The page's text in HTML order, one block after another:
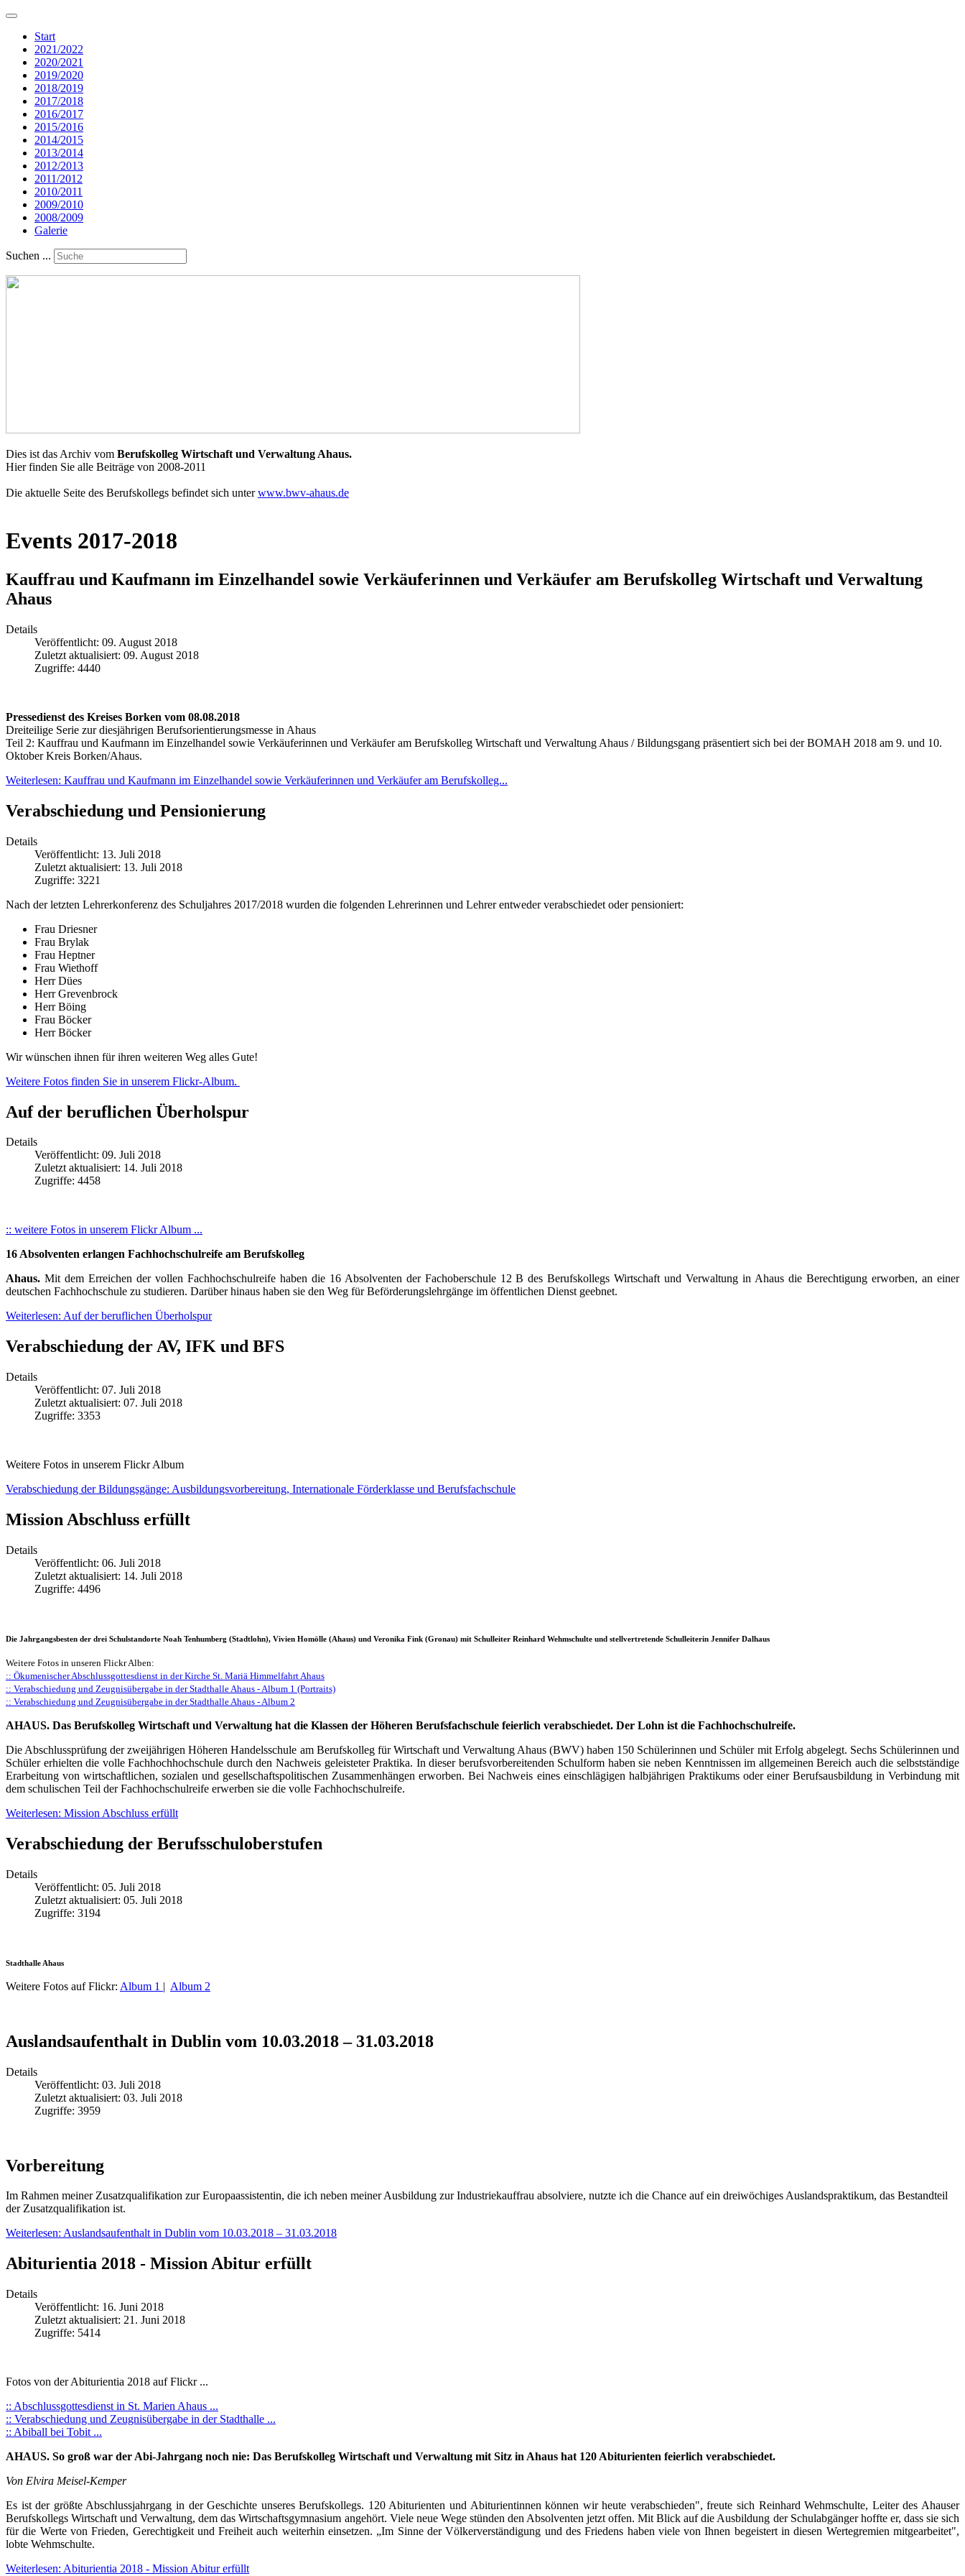
Start
2021/2022
2020/2021
2019/2020
2018/2019
2017/2018
2016/2017
2015/2016
2014/2015
2013/2014
2012/2013
2011/2012
2010/2011
2009/2010
2008/2009
Galerie
Suchen ...
Dies ist das Archiv vom Berufskolleg Wirtschaft und Verwaltung Ahaus.
Hier finden Sie alle Beiträge von 2008-2011
Die aktuelle Seite des Berufskollegs befindet sich unterwww.bwv-ahaus.de
Events 2017-2018
Kauffrau und Kaufmann im Einzelhandel sowie Verkäuferinnen und Verkäufer am Berufskolleg Wirtschaft und Verwaltung
Ahaus
Details
Veröffentlicht: 09. August 2018
Zuletzt aktualisiert: 09. August 2018
Zugriffe: 4440
Pressedienst des Kreises Borken vom 08.08.2018
Dreiteilige Serie zur diesjährigen Berufsorientierungsmesse in Ahaus
Teil 2: Kauffrau und Kaufmann im Einzelhandel sowie Verkäuferinnen und Verkäufer am Berufskolleg Wirtschaft und Verwaltung Ahaus / Bildungsgang präsentiert sich bei der BOMAH 2018 am 9. und 10.
Oktober Kreis Borken/Ahaus.
Weiterlesen: Kauffrau und Kaufmann im Einzelhandel sowie Verkäuferinnen und Verkäufer am Berufskolleg...
Verabschiedung und Pensionierung
Details
Veröffentlicht: 13. Juli 2018
Zuletzt aktualisiert: 13. Juli 2018
Zugriffe: 3221
Nach der letzten Lehrerkonferenz des Schuljahres 2017/2018 wurden die folgenden Lehrerinnen und Lehrer entweder verabschiedet oder pensioniert:
Frau Driesner
Frau Brylak
Frau Heptner
Frau Wiethoff
Herr Dües
Herr Grevenbrock
Herr Böing
Frau Böcker
Herr Böcker
Wir wünschen ihnen für ihren weiteren Weg alles Gute!
Weitere Fotos finden Sie in unserem Flickr-Album.
Auf der beruflichen Überholspur
Details
Veröffentlicht: 09. Juli 2018
Zuletzt aktualisiert: 14. Juli 2018
Zugriffe: 4458
:: weitere Fotos in unserem Flickr Album ...
16 Absolventen erlangen Fachhochschulreife am Berufskolleg
Ahaus. Mit dem Erreichen der vollen Fachhochschulreife haben die 16 Absolventen der Fachoberschule 12 B des Berufskollegs Wirtschaft und Verwaltung in Ahaus die Berechtigung erworben, an einer
deutschen Fachhochschule zu studieren. Darüber hinaus haben sie den Weg für Beförderungslehrgänge im öffentlichen Dienst geebnet.
Weiterlesen: Auf der beruflichen Überholspur
Verabschiedung der AV, IFK und BFS
Details
Veröffentlicht: 07. Juli 2018
Zuletzt aktualisiert: 07. Juli 2018
Zugriffe: 3353
Weitere Fotos in unserem Flickr Album
Verabschiedung der Bildungsgänge: Ausbildungsvorbereitung, Internationale Förderklasse und Berufsfachschule
Mission Abschluss erfüllt
Details
Veröffentlicht: 06. Juli 2018
Zuletzt aktualisiert: 14. Juli 2018
Zugriffe: 4496
Die Jahrgangsbesten der drei Schulstandorte Noah Tenhumberg (Stadtlohn), Vivien Homölle (Ahaus) und Veronika Fink (Gronau) mit Schulleiter Reinhard Wehmschulte und stellvertretende Schulleiterin Jennifer Dalhaus
Weitere Fotos in unseren Flickr Alben:
:: Ökumenischer Abschlussgottesdienst in der Kirche St. Mariä Himmelfahrt Ahaus
:: Verabschiedung und Zeugnisübergabe in der Stadthalle Ahaus - Album 1 (Portraits)
:: Verabschiedung und Zeugnisübergabe in der Stadthalle Ahaus - Album 2
AHAUS. Das Berufskolleg Wirtschaft und Verwaltung hat die Klassen der Höheren Berufsfachschule feierlich verabschiedet. Der Lohn ist die Fachhochschulreife.
Die Abschlussprüfung der zweijährigen Höheren Handelsschule am Berufskolleg für Wirtschaft und Verwaltung Ahaus (BWV) haben 150 Schülerinnen und Schüler mit Erfolg abgelegt. Sechs Schülerinnen und
Schüler erhielten die volle Fachhochhochschule durch den Nachweis geleisteter Praktika. In dieser berufsvorbereitenden Schulform haben sie neben Kenntnissen im allgemeinen Bereich auch die selbstständige
Erarbeitung von wirtschaftlichen, sozialen und gesellschaftspolitischen Zusammenhängen erworben. Bei Nachweis eines einschlägigen halbjährigen Praktikums oder einer Berufsausbildung in Verbindung mit
dem schulischen Teil der Fachhochschulreife erwerben sie die volle Fachhochschulreife.
Weiterlesen: Mission Abschluss erfüllt
Verabschiedung der Berufsschuloberstufen
Details
Veröffentlicht: 05. Juli 2018
Zuletzt aktualisiert: 05. Juli 2018
Zugriffe: 3194
Stadthalle Ahaus
Weitere Fotos auf Flickr: Album 1 | Album 2
Auslandsaufenthalt in Dublin vom 10.03.2018 – 31.03.2018
Details
Veröffentlicht: 03. Juli 2018
Zuletzt aktualisiert: 03. Juli 2018
Zugriffe: 3959
Vorbereitung
Im Rahmen meiner Zusatzqualifikation zur Europaassistentin, die ich neben meiner Ausbildung zur Industriekauffrau absolviere, nutzte ich die Chance auf ein dreiwöchiges Auslandspraktikum, das Bestandteil
der Zusatzqualifikation ist.
Weiterlesen: Auslandsaufenthalt in Dublin vom 10.03.2018 – 31.03.2018
Abiturientia 2018 - Mission Abitur erfüllt
Details
Veröffentlicht: 16. Juni 2018
Zuletzt aktualisiert: 21. Juni 2018
Zugriffe: 5414
Fotos von der Abiturientia 2018 auf Flickr ...
:: Abschlussgottesdienst in St. Marien Ahaus ...
:: Verabschiedung und Zeugnisübergabe in der Stadthalle ...
:: Abiball bei Tobit ...
AHAUS. So groß war der Abi-Jahrgang noch nie: Das Berufskolleg Wirtschaft und Verwaltung mit Sitz in Ahaus hat 120 Abiturienten feierlich verabschiedet.
Von Elvira Meisel-Kemper
Es ist der größte Abschlussjahrgang in der Geschichte unseres Berufskollegs. 120 Abiturienten und Abiturientinnen können wir heute verabschieden", freute sich Reinhard Wehmschulte, Leiter des Ahauser
Berufskollegs Wirtschaft und Verwaltung, dem das Wirtschaftsgymnasium angehört. Viele neue Wege stünden den Absolventen jetzt offen. Mit Blick auf die Ausbildung der Schulabgänger hoffte er, dass sie sich
für die Werte von Frieden, Gerechtigkeit und Freiheit auch weiterhin einsetzen. „Im Sinne der Völkerverständigung und des Friedens haben viele von Ihnen begeistert in diesen Wertegremien mitgearbeitet",
lobte Wehmschulte.
Weiterlesen: Abiturientia 2018 - Mission Abitur erfüllt